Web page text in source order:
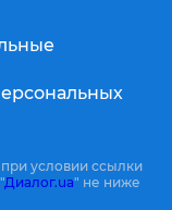
условии ссылки
Диалог.ua" не ниже